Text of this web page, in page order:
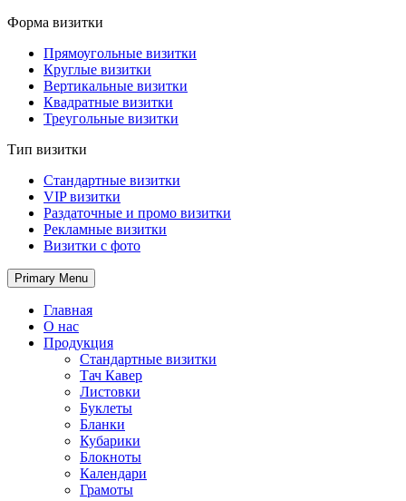
Форма визитки
Прямоугольные визитки
Круглые визитки
Вертикальные визитки
Квадратные визитки
Треугольные визитки
Тип визитки
Стандартные визитки
VIP визитки
Раздаточные и промо визитки
Рекламные визитки
Визитки с фото
Primary Menu
Главная
О нас
Продукция
Стандартные визитки
Тач Кавер
Листовки
Буклеты
Бланки
Кубарики
Блокноты
Календари
Грамоты